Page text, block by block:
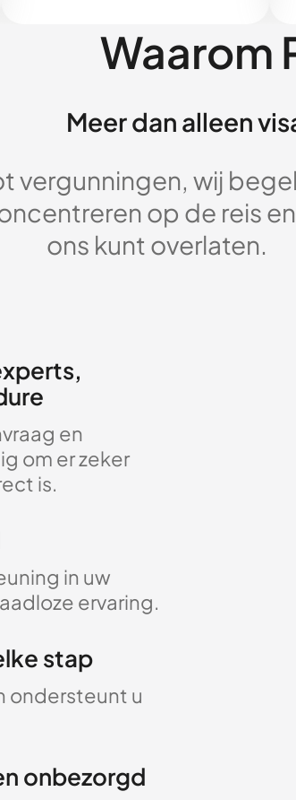
Waarom
Meer dan alleen
vergunningen, wij
op de reis
ons kunt overlaten.
en
om er zeker
is.
in uw
ervaring.
stap
ondersteunt u
onbezorgd